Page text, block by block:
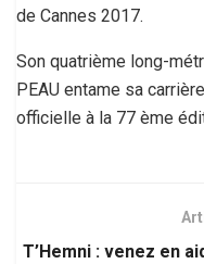
de Cannes 2017.
Son quatrième long-
PEAU entame sa
officielle à la 77 ème
T’Hemni : venez en